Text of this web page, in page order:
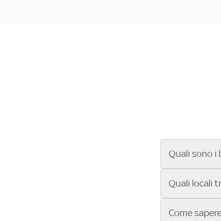
Quali sono i
Se cerchi un
ENILIVE, la
Sky Bar ti
Quali locali
Vuoi sapere
Come